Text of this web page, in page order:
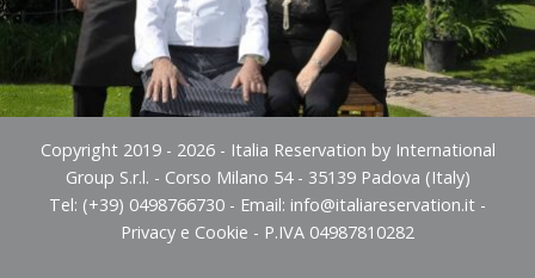
Copyright 2019 - 2026 - Italia Reservation by International
Group S.r.l. - Corso Milano 54 - 35139 Padova (Italy)
Tel: (+39) 0498766730 - Email: info@italiareservation.it -
Privacy e Cookie - P.IVA 04987810282